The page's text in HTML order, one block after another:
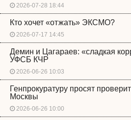
2026-07-28 18:44
Кто хочет «отжать» ЭКСМО?
2026-07-17 14:45
Демин и Цагараев: «сладкая
УФСБ КЧР
2026-06-26 10:03
Генпрокуратуру просят
Москвы
2026-06-26 10:00